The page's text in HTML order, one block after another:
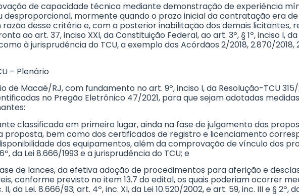
de capacidade técnica mediante demonstração de experiência
desproporcional, mormente quando o prazo inicial da contratação era
desse critério e, com a posterior inabilitação dos demais licitantes,
ao art. 37, inciso XXI, da Constituição Federal, ao art. 3º, § 1º, inciso I,
à jurisprudência do TCU, a exemplo dos Acórdãos 2/2018, 2.870/2018,
– Plenário
de Macaé/RJ, com fundamento no art. 9º, inciso I, da Resolução-TCU
no Pregão Eletrônico 47/2021, para que sejam adotadas
classificada em primeiro lugar, ainda na fase de julgamento das
proposta, bem como dos certificados de registro e licenciamento
dos equipamentos, além da comprovação de vínculo dos
da Lei 8.666/1993 e a jurisprudência do TCU; e
fase de lances, da efetiva adoção de procedimentos para aferição e
conforme previsto no item 13.7 do edital, os quais poderiam ocorrer
da Lei. 8.666/93; art. 4º, inc. XI, da Lei 10.520/2002, e art. 59, inc. III e § 2º,